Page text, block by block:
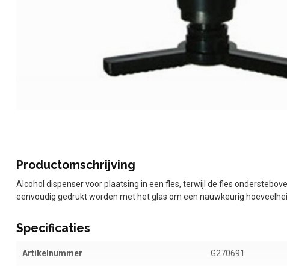
Productomschrijving
Alcohol dispenser voor plaatsing in een fles, terwijl de fles
eenvoudig gedrukt worden met het glas om een nauwkeurig
Specificaties
Artikelnummer G270691